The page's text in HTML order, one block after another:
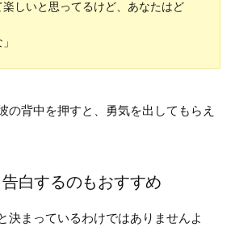
楽しいと思ってるけど、あなたはど
の背中を押すと、勇気を出してもらえ
告白するのもおすすめ
決まっているわけではありませんよ